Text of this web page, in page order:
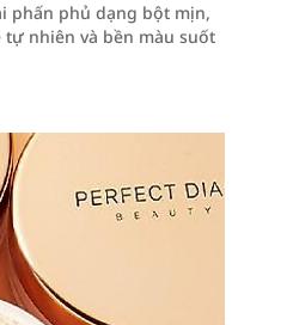
phấn phủ dạng bột mịn,
nhiên và bền màu suốt